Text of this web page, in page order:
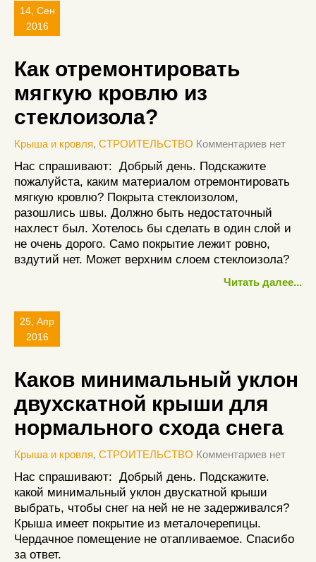
14, Сен
2016
Как отремонтировать
мягкую кровлю из
стеклоизола?
Крыша и кровля, СТРОИТЕЛЬСТВО Комментариев нет
Нас спрашивают: Добрый день. Подскажите
пожалуйста, каким материалом отремонтировать
мягкую кровлю? Покрыта стеклоизолом,
разошлись швы. Должно быть недостаточный
нахлест был. Хотелось бы сделать в один слой и
не очень дорого. Само покрытие лежит ровно,
вздутий нет. Может верхним слоем стеклоизола?
Читать далее...
25, Апр
2016
Каков минимальный уклон
двухскатной крыши для
нормального схода снега
Крыша и кровля, СТРОИТЕЛЬСТВО Комментариев нет
Нас спрашивают: Добрый день. Подскажите.
какой минимальный уклон двускатной крыши
выбрать, чтобы снег на ней не не задерживался?
Крыша имеет покрытие из металочерепицы.
Чердачное помещение не отапливаемое. Спасибо
за ответ.